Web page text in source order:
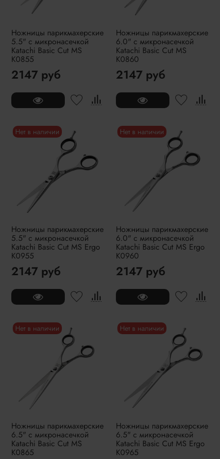
Ножницы парикмахерские
5.5" с микронасечкой
Katachi Basic Cut MS
K0855
2147 руб
Ножницы парикмахерские
6.0" с микронасечкой
Katachi Basic Cut MS
K0860
2147 руб
Нет в наличии
Ножницы парикмахерские
5.5" с микронасечкой
Katachi Basic Cut MS Ergo
K0955
2147 руб
Нет в наличии
Ножницы парикмахерские
6.0" с микронасечкой
Katachi Basic Cut MS Ergo
K0960
2147 руб
Нет в наличии
Ножницы парикмахерские
6.5" с микронасечкой
Katachi Basic Cut MS
K0865
Нет в наличии
Ножницы парикмахерские
6.5" с микронасечкой
Katachi Basic Cut MS Ergo
K0965